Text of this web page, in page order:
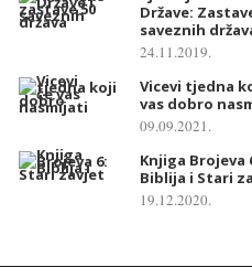
Države:
saveznih
24.11.2019.
Vicevi tjedna
vas dobro
09.09.2021.
Knjiga Brojeva
Biblija i Stari
19.12.2020.